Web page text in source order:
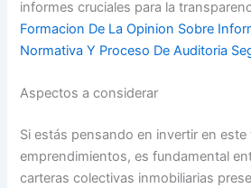
informes cruciales para la
Formacion De La Opinion Sobre
Normativa Y Proceso De Auditoria
Aspectos a considerar
Si estás pensando en invertir en este
emprendimientos, es fundamental
carteras colectivas inmobiliarias